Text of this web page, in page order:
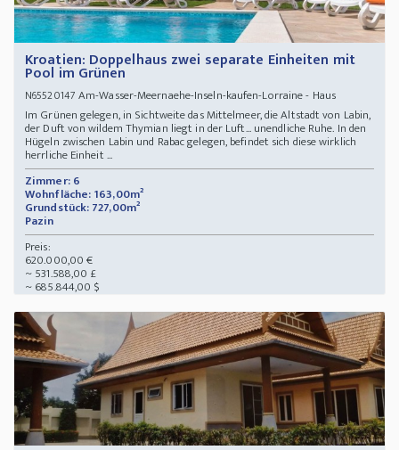
Kroatien: Doppelhaus zwei separate Einheiten mit
Pool im Grünen
N65520147 Am-Wasser-Meernaehe-Inseln-kaufen-Lorraine - Haus
Im Grünen gelegen, in Sichtweite das Mittelmeer, die Altstadt von Labin,
der Duft von wildem Thymian liegt in der Luft... unendliche Ruhe. In den
Hügeln zwischen Labin und Rabac gelegen, befindet sich diese wirklich
herrliche Einheit ...
Zimmer: 6
Wohnfläche: 163,00m²
Grundstück: 727,00m²
Pazin
Preis:
620.000,00 €
~ 531.588,00 £
~ 685.844,00 $